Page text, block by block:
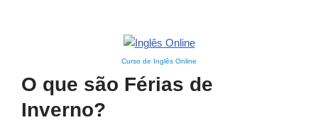
Curso de Inglês Online
O que são Férias de
Inverno?